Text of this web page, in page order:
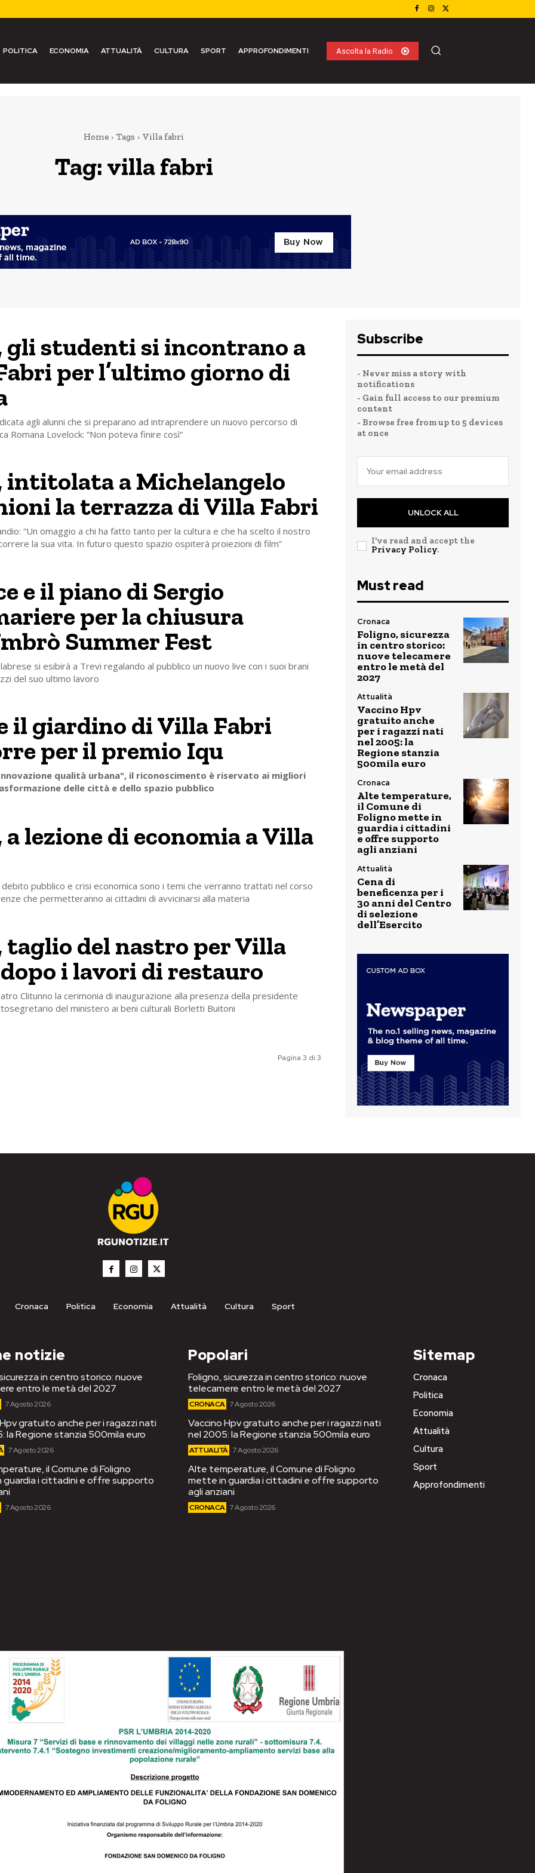
POLITICA ECONOMIA ATTUALITÀ CULTURA SPORT APPROFONDIMENTI Ascolta la Radio
Home Tags Villa fabri
Tag:villa fabri
gli studenti si incontrano a
per l’ultimo giorno di
agli alunni che si preparano ad intraprendere un nuovo percorso di
Romana Lovelock: “Non poteva finire così”
intitolata a Michelangelo
la terrazza di Villa Fabri
“Un omaggio a chi ha fatto tanto per la cultura e che ha scelto il nostro
la sua vita. In futuro questo spazio ospiterà proiezioni di film”
e il piano di Sergio
per la chiusura
Summer Fest
si esibirà a Trevi regalando al pubblico un nuovo live con i suoi brani
del suo ultimo lavoro
il giardino di Villa Fabri
per il premio Iqu
qualità urbana", il riconoscimento è riservato ai migliori
delle città e dello spazio pubblico
lezione di economia a Villa
pubblico e crisi economica sono i temi che verranno trattati nel corso
che permetteranno ai cittadini di avvicinarsi alla materia
taglio del nastro per Villa
i lavori di restauro
Clitunno la cerimonia di inaugurazione alla presenza della presidente
del ministero ai beni culturali Borletti Buitoni
Pagina 3 di 3
Subscribe
- Never miss a story with
notifications
- Gain full access to our premium
content
- Browse free from up to 5 devices
at once
UNLOCK ALL
I've read and accept the
Privacy Policy.
Must read
Cronaca
Foligno, sicurezza
in centro storico:
nuove telecamere
entro le metà del
2027
Attualità
Vaccino Hpv
gratuito anche
per i ragazzi nati
nel 2005: la
Regione stanzia
500mila euro
Cronaca
Alte temperature,
il Comune di
Foligno mette in
guardia i cittadini
e offre supporto
agli anziani
Attualità
Cena di
beneficenza per i
30 anni del Centro
di selezione
dell’Esercito
Cronaca Politica Economia Attualità Cultura Sport
notizie
in centro storico: nuove
entro le metà del 2027
7 Agosto 2026
gratuito anche per i ragazzi nati
la Regione stanzia 500mila euro
7 Agosto 2026
il Comune di Foligno
i cittadini e offre supporto
7 Agosto 2026
Popolari
Foligno, sicurezza in centro storico: nuove
telecamere entro le metà del 2027
CRONACA 7 Agosto 2026
Vaccino Hpv gratuito anche per i ragazzi nati
nel 2005: la Regione stanzia 500mila euro
ATTUALITÀ 7 Agosto 2026
Alte temperature, il Comune di Foligno
mette in guardia i cittadini e offre supporto
agli anziani
CRONACA 7 Agosto 2026
Sitemap
Cronaca
Politica
Economia
Attualità
Cultura
Sport
Approfondimenti